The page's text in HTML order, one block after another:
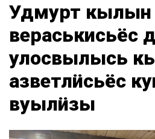
Удмурт кылын
вераськисьёс
улосвылысь
азветлӥсьёс
вуылӥзы